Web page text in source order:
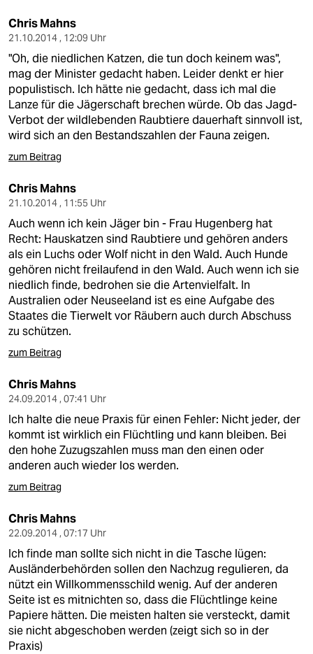
Chris Mahns
21.10.2014 , 12:09 Uhr
"Oh, die niedlichen Katzen, die tun doch keinem was",
mag der Minister gedacht haben. Leider denkt er hier
populistisch. Ich hätte nie gedacht, dass ich mal die
Lanze für die Jägerschaft brechen würde. Ob das Jagd-
Verbot der wildlebenden Raubtiere dauerhaft sinnvoll ist,
wird sich an den Bestandszahlen der Fauna zeigen.
zum Beitrag
Chris Mahns
21.10.2014 , 11:55 Uhr
Auch wenn ich kein Jäger bin - Frau Hugenberg hat
Recht: Hauskatzen sind Raubtiere und gehören anders
als ein Luchs oder Wolf nicht in den Wald. Auch Hunde
gehören nicht freilaufend in den Wald. Auch wenn ich sie
niedlich finde, bedrohen sie die Artenvielfalt. In
Australien oder Neuseeland ist es eine Aufgabe des
Staates die Tierwelt vor Räubern auch durch Abschuss
zu schützen.
zum Beitrag
Chris Mahns
24.09.2014 , 07:41 Uhr
Ich halte die neue Praxis für einen Fehler: Nicht jeder, der
kommt ist wirklich ein Flüchtling und kann bleiben. Bei
den hohe Zuzugszahlen muss man den einen oder
anderen auch wieder los werden.
zum Beitrag
Chris Mahns
22.09.2014 , 07:17 Uhr
Ich finde man sollte sich nicht in die Tasche lügen:
Ausländerbehörden sollen den Nachzug regulieren, da
nützt ein Willkommensschild wenig. Auf der anderen
Seite ist es mitnichten so, dass die Flüchtlinge keine
Papiere hätten. Die meisten halten sie versteckt, damit
sie nicht abgeschoben werden (zeigt sich so in der
Praxis)